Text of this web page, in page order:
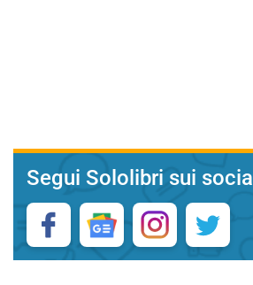
Segui Sololibri sui social